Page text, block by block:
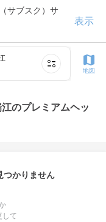
サブスク）サ
表示
地図
のプレミアムヘッ
つかりません
して